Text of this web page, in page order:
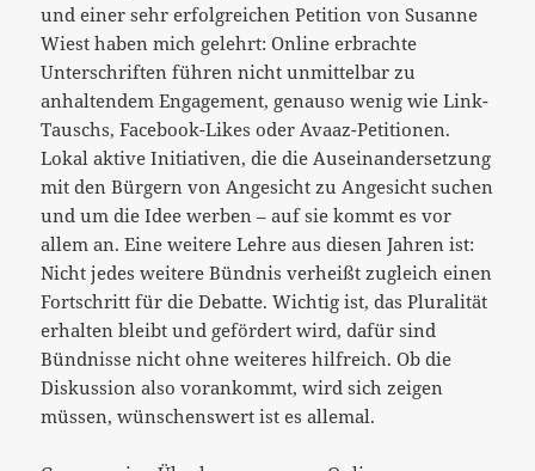
und einer sehr erfolgreichen Petition von Susanne
Wiest haben mich gelehrt: Online erbrachte
Unterschriften führen nicht unmittelbar zu
anhaltendem Engagement, genauso wenig wie Link-
Tauschs, Facebook-Likes oder Avaaz-Petitionen.
Lokal aktive Initiativen, die die Auseinandersetzung
mit den Bürgern von Angesicht zu Angesicht suchen
und um die Idee werben – auf sie kommt es vor
allem an. Eine weitere Lehre aus diesen Jahren ist:
Nicht jedes weitere Bündnis verheißt zugleich einen
Fortschritt für die Debatte. Wichtig ist, das Pluralität
erhalten bleibt und gefördert wird, dafür sind
Bündnisse nicht ohne weiteres hilfreich. Ob die
Diskussion also vorankommt, wird sich zeigen
müssen, wünschenswert ist es allemal.